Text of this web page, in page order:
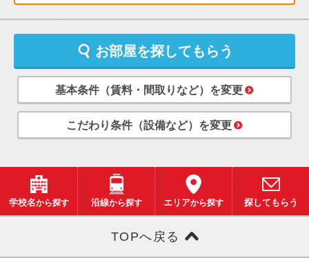
お部屋を探してもらう
基本条件（賃料・間取りなど）を変更
こだわり条件（設備など）を変更
学校名から探す 沿線から探す エリアから探す 探してもらう
TOPへ戻る